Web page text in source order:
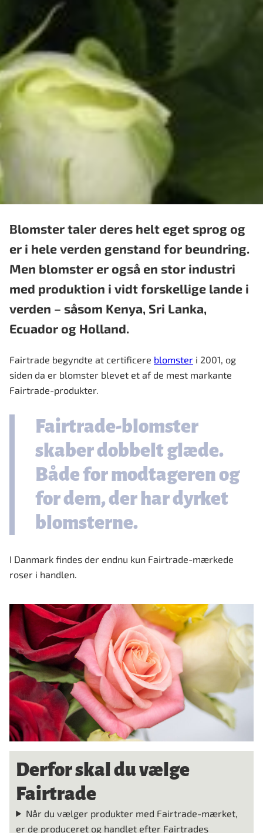
Blomster taler deres helt eget sprog og
er i hele verden genstand for beundring.
Men blomster er også en stor industri
med produktion i vidt forskellige lande i
verden – såsom Kenya, Sri Lanka,
Ecuador og Holland.
Fairtrade begyndte at certificere blomster i 2001, og
siden da er blomster blevet et af de mest markante
Fairtrade-produkter.
Fairtrade-blomster
skaber dobbelt glæde.
Både for modtageren og
for dem, der har dyrket
blomsterne.
I Danmark findes der endnu kun Fairtrade-mærkede
roser i handlen.
Derfor skal du vælge
Fairtrade
Når du vælger produkter med Fairtrade-mærket,
er de produceret og handlet efter Fairtrades